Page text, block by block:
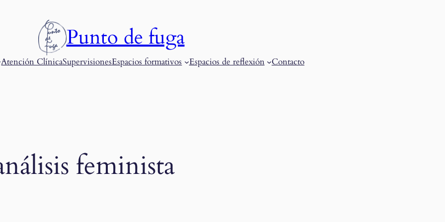
Punto de fuga
Atención ClínicaSupervisionesEspacios formativos Espacios de reflexión Contacto
feminista